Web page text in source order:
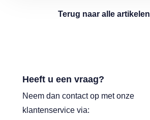
Terug naar alle artikelen
Heeft u een vraag?
Neem dan contact op met onze
klantenservice via: